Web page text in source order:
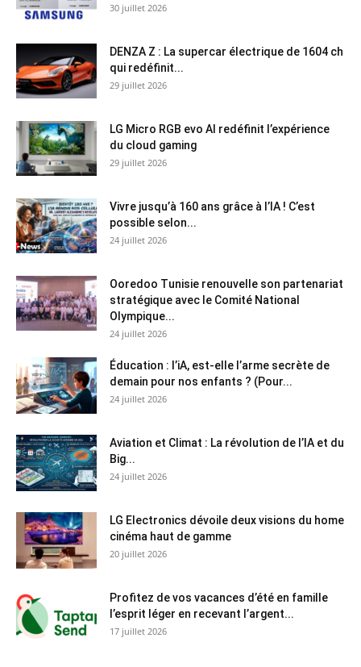
30 juillet 2026
DENZA Z : La supercar électrique de 1604 ch
qui redéfinit...
29 juillet 2026
LG Micro RGB evo AI redéfinit l’expérience
du cloud gaming
29 juillet 2026
Vivre jusqu’à 160 ans grâce à l’IA ! C’est
possible selon...
24 juillet 2026
Ooredoo Tunisie renouvelle son partenariat
stratégique avec le Comité National
Olympique...
24 juillet 2026
Éducation : l’iA, est-elle l’arme secrète de
demain pour nos enfants ? (Pour...
24 juillet 2026
Aviation et Climat : La révolution de l’IA et du
Big...
24 juillet 2026
LG Electronics dévoile deux visions du home
cinéma haut de gamme
20 juillet 2026
Profitez de vos vacances d’été en famille
l’esprit léger en recevant l’argent...
17 juillet 2026